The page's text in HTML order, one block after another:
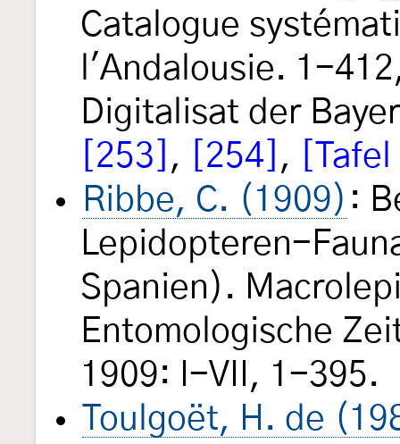
Catalogue
l'Andalousie. 1-
Digitalisat der
[253] , [254] ,
Ribbe, C. (1909) :
Lepidopteren-
Spanien).
Entomologische
1909: I-VII, 1-395.
Toulgoët, H. de